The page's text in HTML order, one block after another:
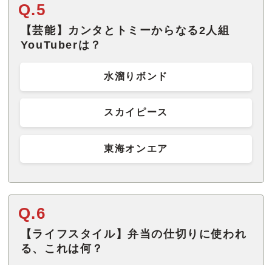
Q.5
【芸能】カンタとトミーからなる2人組
YouTuberは？
水溜りボンド
スカイピース
東海オンエア
Q.6
【ライフスタイル】弁当の仕切りに使われ
る、これは何？